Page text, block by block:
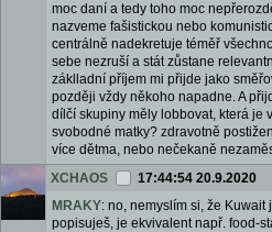
moc daní a tedy toho moc
nazveme fašistickou nebo
centrálně nadekretuje téměř
sebe nezruší a stát zůstane
záklladní příjem mi přijde jako
později vždy někoho napadne. A
dílčí skupiny měly lobbovat, která je
svobodné matky? zdravotně
více dětma, nebo nečekaně
XCHAOS
17:44:54 20.9.2020
MRAKY: no, nemyslím si, že
popisuješ, je ekvivalent např. food-